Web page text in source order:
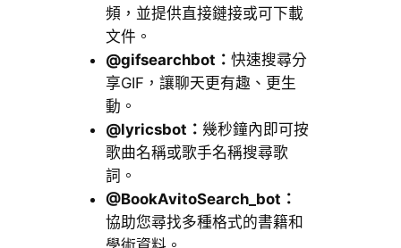
頻，並提供直接鏈接或可下載
文件。
@gifsearchbot： 快速搜尋分
享GIF，讓聊天更有趣、更生
動。
@lyricsbot： 幾秒鐘內即可按
歌曲名稱或歌手名稱搜尋歌
詞。
@BookAvitoSearch_bot：
協助您尋找多種格式的書籍和